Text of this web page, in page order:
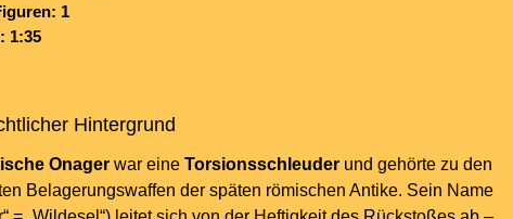
1
1:35
Hintergrund
Onager war eine Torsionsschleuder und gehörte zu den
Belagerungswaffen der späten römischen Antike. Sein Name